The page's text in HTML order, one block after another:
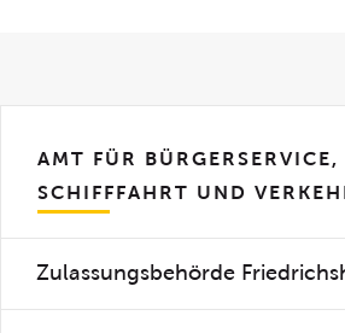
AMT FÜR BÜRGERSERVICE,
SCHIFFFAHRT UND
Zulassungsbehörde